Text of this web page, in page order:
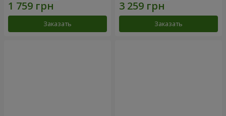
Заказать Заказать